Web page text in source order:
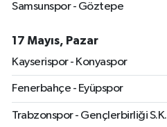
Samsunspor - Göztepe
17 Mayıs, Pazar
Kayserispor - Konyaspor
Fenerbahçe - Eyüpspor
Trabzonspor - Gençlerbirliği S.K.